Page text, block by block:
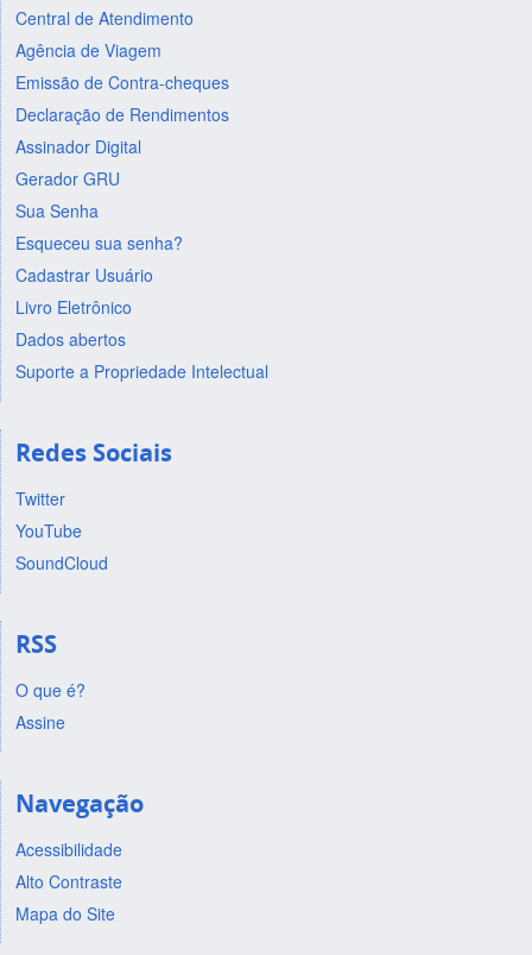
Central de Atendimento
Agência de Viagem
Emissão de Contra-cheques
Declaração de Rendimentos
Assinador Digital
Gerador GRU
Sua Senha
Esqueceu sua senha?
Cadastrar Usuário
Livro Eletrônico
Dados abertos
Suporte a Propriedade Intelectual
Redes Sociais
Twitter
YouTube
SoundCloud
RSS
O que é?
Assine
Navegação
Acessibilidade
Alto Contraste
Mapa do Site